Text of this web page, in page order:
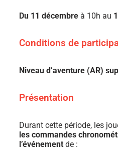
Du 11 décembre à 10h au
Conditions de
Niveau d’aventure (AR)
Présentation
Durant cette période, les
les commandes
l’événement de :